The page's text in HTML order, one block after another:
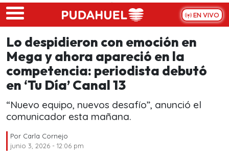
Skip to main content
EN VIVO
Lo despidieron con emoción en
Mega y ahora apareció en la
competencia: periodista debutó
en ‘Tu Día’ Canal 13
“Nuevo equipo, nuevos desafío”, anunció el
comunicador esta mañana.
Por Carla Cornejo
junio 3, 2026 - 12:06 pm